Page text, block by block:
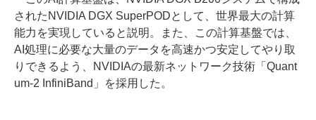
されたNVIDIA DGX SuperPODとして、世界最大の計算
能力を実現していると説明。また、この計算基盤では、
AI処理に必要な大量のデータを高速かつ安定してやり取
りできるよう、NVIDIAの最新ネットワーク技術「Quant
um-2 InfiniBand」を採用した。